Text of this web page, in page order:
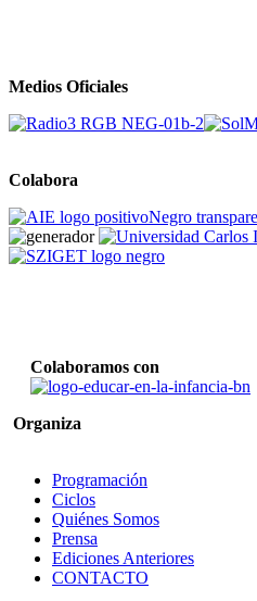
Medios Oficiales
Colabora
Colaboramos con
Organiza
Programación
Ciclos
Quiénes Somos
Prensa
Ediciones Anteriores
CONTACTO